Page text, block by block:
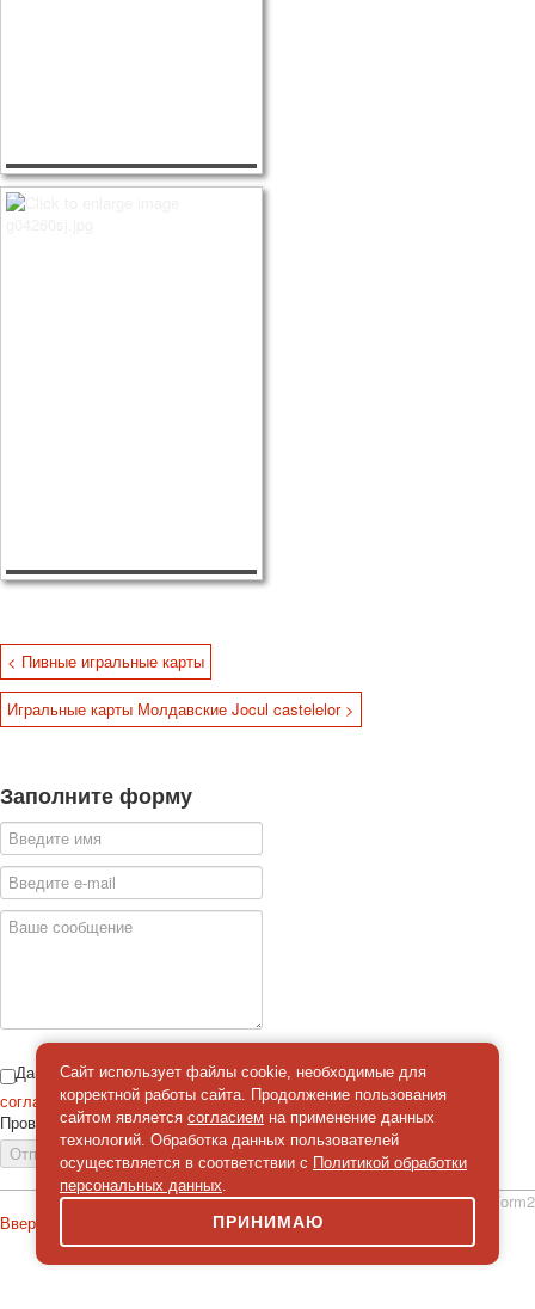
< Пивные игральные карты
Игральные карты Молдавские Jocul castelelor >
Заполните форму
Даю
согласиена обработку персональных данных
Проверка*
Отправить сообщение
simpleForm2
Вверх
Сайт использует файлы cookie, необходимые для
корректной работы сайта. Продолжение пользования
сайтом является согласием на применение данных
технологий. Обработка данных пользователей
осуществляется в соответствии с Политикой обработки
персональных данных.
ПРИНИМАЮ